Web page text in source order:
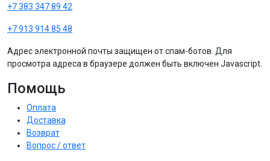
+7 383 347 89 42
+7 913 914 85 48
Адрес электронной почты защищен от спам-ботов. Для
просмотра адреса в браузере должен быть включен Javascript.
Помощь
Оплата
Доставка
Возврат
Вопрос / ответ